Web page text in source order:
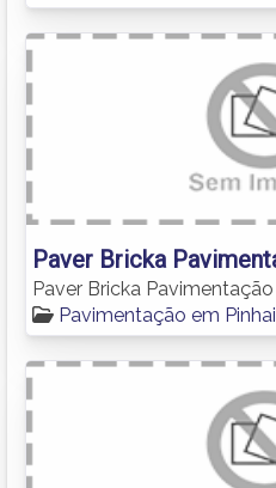
Paver Bricka
Paver Bricka
Pavimentação em